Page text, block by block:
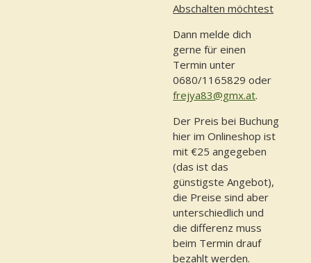
Abschalten möchtest
Dann melde dich
gerne für einen
Termin unter
0680/1165829 oder
frejya83@gmx.at.
Der Preis bei Buchung
hier im Onlineshop ist
mit €25 angegeben
(das ist das
günstigste Angebot),
die Preise sind aber
unterschiedlich und
die differenz muss
beim Termin drauf
bezahlt werden.